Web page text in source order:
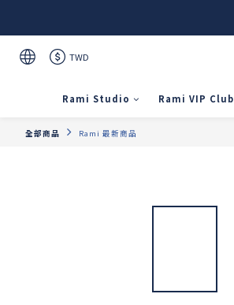
TWD
Rami Studio Rami VIP Club
全部商品 Rami 最新商品